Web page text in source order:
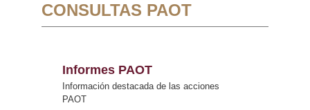
CONSULTAS PAOT
Informes PAOT
Información destacada de las acciones
PAOT